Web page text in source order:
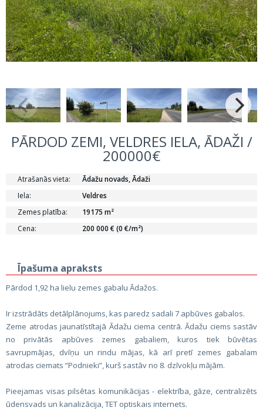
PĀRDOD ZEMI, VELDRES IELA, ĀDAŽI /
200000€
Atrašanās vieta:
Ādažu novads, Ādaži
Iela:
Veldres
Zemes platība:
19175 m²
Cena:
200 000 € (0 €/m²)
Īpašuma apraksts
Pārdod 1,92 ha lielu zemes gabalu Ādažos.
Ir izstrādāts detālplānojums, kas paredz sadali 7 apbūves gabalos.
Zeme atrodas jaunatīstītajā Ādažu ciema centrā. Ādažu ciems sastāv
no privātās apbūves zemes gabaliem, kuros tiek būvētas
savrupmājas, dvīņu un rindu mājas, kā arī pretī zemes gabalam
atrodas ciemats “Podnieki”, kurš sastāv no 8. dzīvokļu mājām.
Pieejamas visas pilsētas komunikācijas - elektrība, gāze, centralizēts
ūdensvads un kanalizācija, TET optiskais internets.